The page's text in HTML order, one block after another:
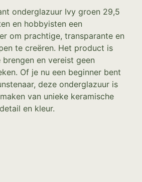
onderglazuur Ivy groen 29,5
en hobbyisten een
om prachtige, transparante en
te creëren. Het product is
en vereist geen
Of je nu een beginner bent
deze onderglazuur is
van unieke keramische
en kleur.